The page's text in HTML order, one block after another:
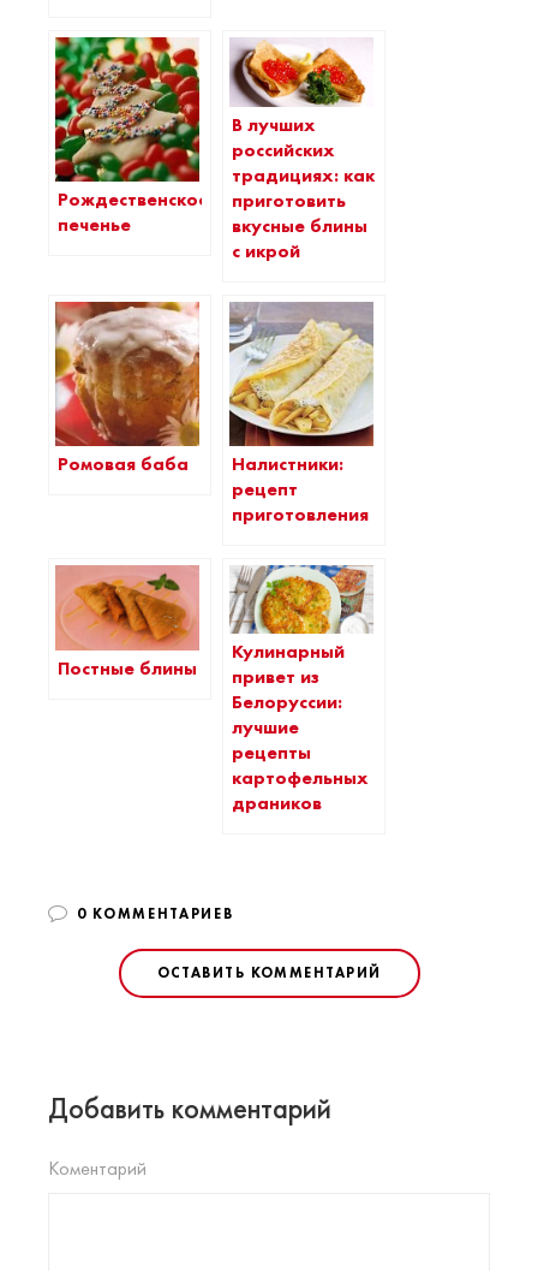
Рождественское
печенье
В лучших
российских
традициях: как
приготовить
вкусные блины
с икрой
Ромовая баба
Налистники:
рецепт
приготовления
Постные блины
Кулинарный
привет из
Белоруссии:
лучшие
рецепты
картофельных
драников
0 КОММЕНТАРИЕВ
ОСТАВИТЬ КОММЕНТАРИЙ
Добавить комментарий
Коментарий